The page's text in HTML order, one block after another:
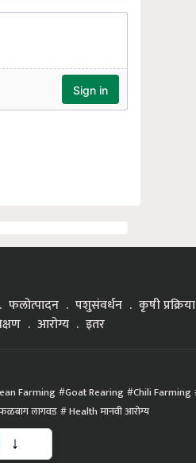
फलोत्पादन पशुसंवर्धन
कृषी प्रक्रिया
आरोग्य इतर
Farming Goat Rearing
Chili Farming
लागवड Health मानवी आरोग्य